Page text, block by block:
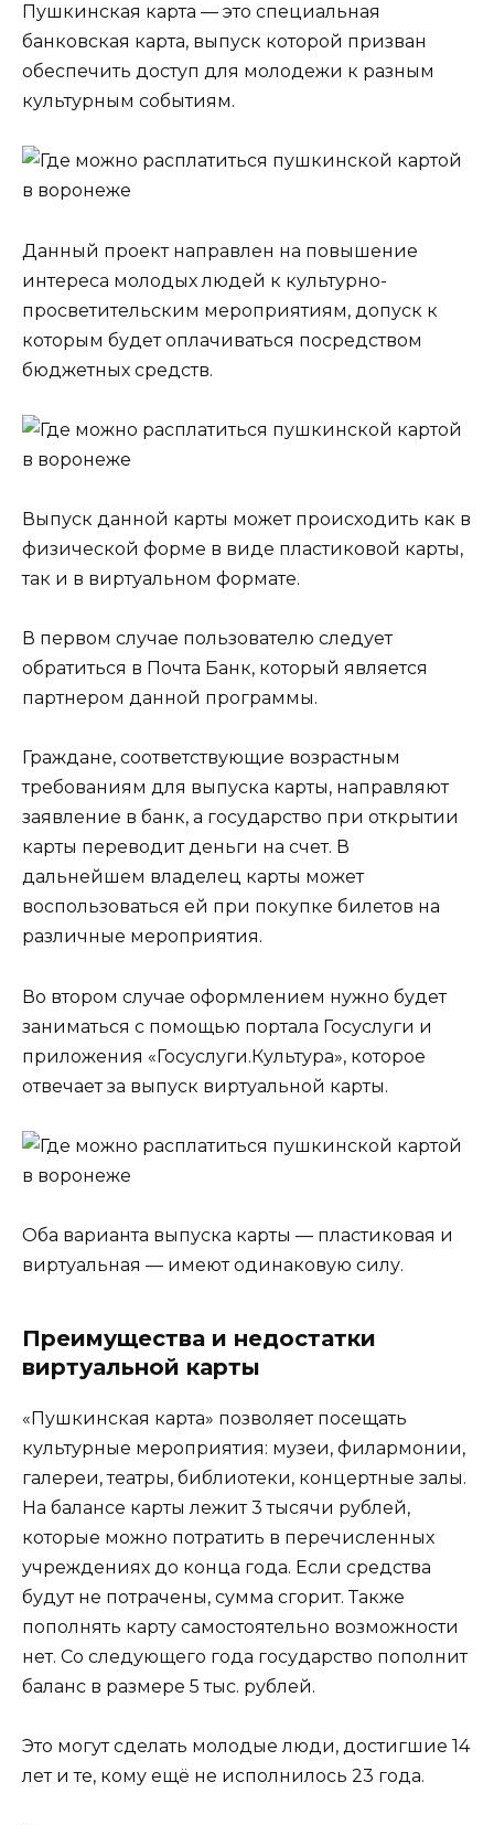
Пушкинская карта — это специальная
банковская карта, выпуск которой призван
обеспечить доступ для молодежи к разным
культурным событиям.
Данный проект направлен на повышение
интереса молодых людей к культурно-
просветительским мероприятиям, допуск к
которым будет оплачиваться посредством
бюджетных средств.
Выпуск данной карты может происходить как в
физической форме в виде пластиковой карты,
так и в виртуальном формате.
В первом случае пользователю следует
обратиться в Почта Банк, который является
партнером данной программы.
Граждане, соответствующие возрастным
требованиям для выпуска карты, направляют
заявление в банк, а государство при открытии
карты переводит деньги на счет. В
дальнейшем владелец карты может
воспользоваться ей при покупке билетов на
различные мероприятия.
Во втором случае оформлением нужно будет
заниматься с помощью портала Госуслуги и
приложения «Госуслуги.Культура», которое
отвечает за выпуск виртуальной карты.
Оба варианта выпуска карты — пластиковая и
виртуальная — имеют одинаковую силу.
Преимущества и недостатки
виртуальной карты
«Пушкинская карта» позволяет посещать
культурные мероприятия: музеи, филармонии,
галереи, театры, библиотеки, концертные залы.
На балансе карты лежит 3 тысячи рублей,
которые можно потратить в перечисленных
учреждениях до конца года. Если средства
будут не потрачены, сумма сгорит. Также
пополнять карту самостоятельно возможности
нет. Со следующего года государство пополнит
баланс в размере 5 тыс. рублей.
Это могут сделать молодые люди, достигшие 14
лет и те, кому ещё не исполнилось 23 года.